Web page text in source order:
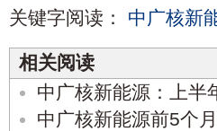
关键字阅读： 中广核新
相关阅读
中广核新能源：上半
中广核新能源前5个